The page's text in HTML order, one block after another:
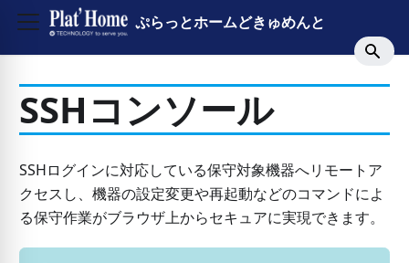
ぷらっとホームどきゅめんと
SSHコンソール
SSHログインに対応している保守対象機器へリモートア
クセスし、機器の設定変更や再起動などのコマンドによ
る保守作業がブラウザ上からセキュアに実現できます。